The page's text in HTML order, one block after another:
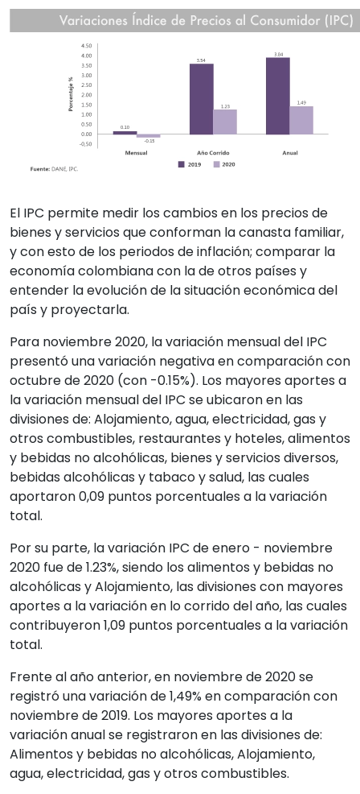
El IPC permite medir los cambios en los precios de
bienes y servicios que conforman la canasta familiar,
y con esto de los periodos de inflación; comparar la
economía colombiana con la de otros países y
entender la evolución de la situación económica del
país y proyectarla.
Para noviembre 2020, la variación mensual del IPC
presentó una variación negativa en comparación con
octubre de 2020 (con -0.15%). Los mayores aportes a
la variación mensual del IPC se ubicaron en las
divisiones de: Alojamiento, agua, electricidad, gas y
otros combustibles, restaurantes y hoteles, alimentos
y bebidas no alcohólicas, bienes y servicios diversos,
bebidas alcohólicas y tabaco y salud, las cuales
aportaron 0,09 puntos porcentuales a la variación
total.
Por su parte, la variación IPC de enero - noviembre
2020 fue de 1.23%, siendo los alimentos y bebidas no
alcohólicas y Alojamiento, las divisiones con mayores
aportes a la variación en lo corrido del año, las cuales
contribuyeron 1,09 puntos porcentuales a la variación
total.
Frente al año anterior, en noviembre de 2020 se
registró una variación de 1,49% en comparación con
noviembre de 2019. Los mayores aportes a la
variación anual se registraron en las divisiones de:
Alimentos y bebidas no alcohólicas, Alojamiento,
agua, electricidad, gas y otros combustibles.